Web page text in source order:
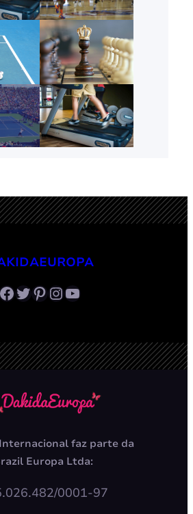
Facebook Twitter Pinterest InstagramYoutube
faz parte da
Europa Ltda:
0001-97